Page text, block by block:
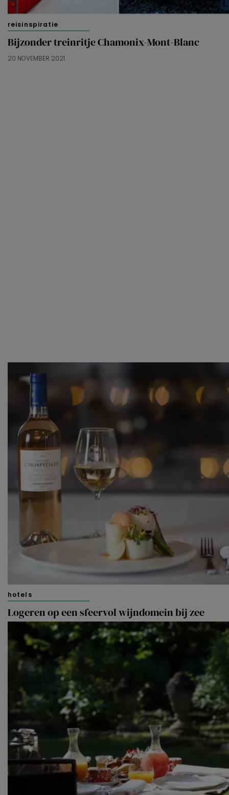
reisinspiratie
Bijzonder treinritje Chamonix-Mont-Blanc
20 NOVEMBER 2021
hotels
Logeren op een sfeervol wijndomein bij zee